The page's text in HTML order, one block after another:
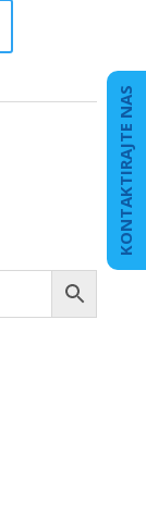
KONTAKTIRAJTE NAS